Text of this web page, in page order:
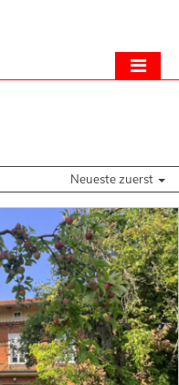
Neueste zuerst